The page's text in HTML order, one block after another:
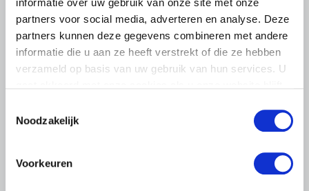
informatie over uw gebruik van onze site met onze
partners voor social media, adverteren en analyse. Deze
partners kunnen deze gegevens combineren met andere
informatie die u aan ze heeft verstrekt of die ze hebben
verzameld op basis van uw gebruik van hun services. U
Noodzakelijk
Voorkeuren
17 SEPTEMBER 2019
bezorgdheid toekomst